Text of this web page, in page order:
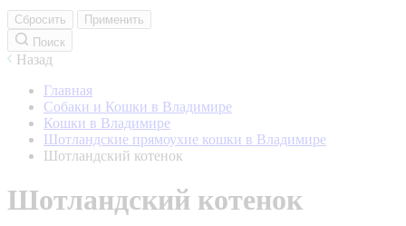
Сбросить
Применить
Поиск
Назад
Главная
Собаки и Кошки в Владимире
Кошки в Владимире
Шотландские прямоухие кошки в Владимире
Шотландский котенок
Шотландский котенок